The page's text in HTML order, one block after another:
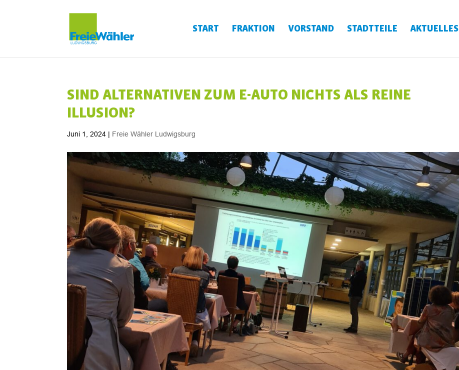
START FRAKTION VORSTAND STADTTEILE AKTUELLES
SIND ALTERNATIVEN ZUM E-AUTO NICHTS ALS REINE
ILLUSION?
Juni 1, 2024 | Freie Wähler Ludwigsburg